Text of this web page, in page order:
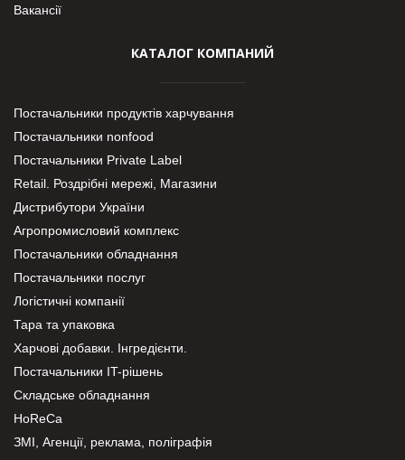
Вакансії
КАТАЛОГ КОМПАНИЙ
Постачальники продуктів харчування
Постачальники nonfood
Постачальники Private Label
Retail. Роздрібні мережі, Магазини
Дистрибутори України
Агропромисловий комплекс
Постачальники обладнання
Постачальники послуг
Логістичні компанії
Тара та упаковка
Харчові добавки. Інгредієнти.
Постачальники IT-рішень
Складське обладнання
HoReCa
ЗМІ, Агенції, реклама, поліграфія